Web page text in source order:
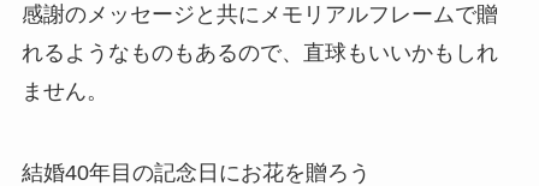
感謝のメッセージと共にメモリアルフレームで贈
れるようなものもあるので、直球もいいかもしれ
ません。
結婚40年目の記念日にお花を贈ろう